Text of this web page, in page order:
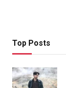
Top Posts